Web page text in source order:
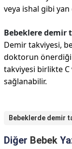
veya ishal gibi
Bebeklere demir
Demir takviyesi,
doktorun önerdiği
takviyesi birlikte
sağlanabilir.
Bebeklerde demir
Diğer Bebek